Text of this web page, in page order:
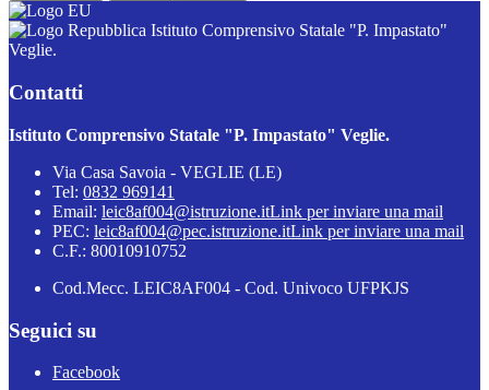
Istituto Comprensivo Statale "P. Impastato"
Veglie.
Contatti
Istituto Comprensivo Statale "P. Impastato" Veglie.
Via Casa Savoia - VEGLIE (LE)
Tel: 0832 969141
Email: leic8af004@istruzione.itLink per inviare una mail
PEC: leic8af004@pec.istruzione.itLink per inviare una mail
C.F.: 80010910752
Cod.Mecc. LEIC8AF004 - Cod. Univoco UFPKJS
Seguici su
Facebook